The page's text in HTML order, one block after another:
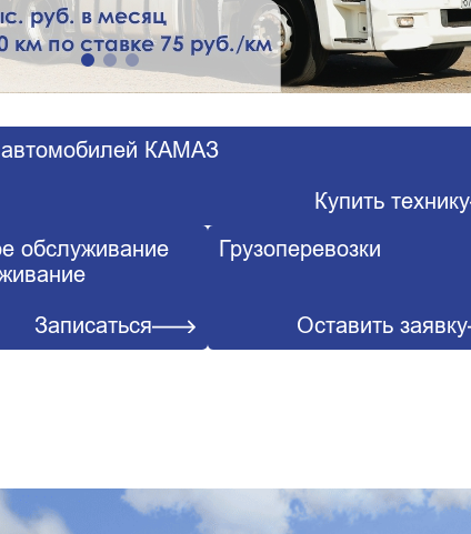
КАМАЗ
Купить технику
обслуживание
Записаться
Грузоперевозки
Оставить заявку